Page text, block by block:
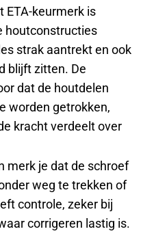
ETA-keurmerk is
houtconstructies
strak aantrekt en ook
blijft zitten. De
dat de houtdelen
worden getrokken,
kracht verdeelt over
merk je dat de schroef
weg te trekken of
controle, zeker bij
corrigeren lastig is.